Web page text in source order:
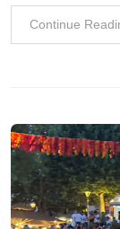
Continue